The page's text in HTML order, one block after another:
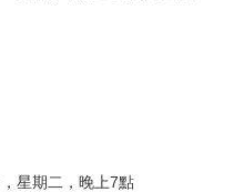
星期二，晚上7點